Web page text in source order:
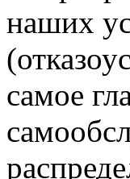
наших
самое